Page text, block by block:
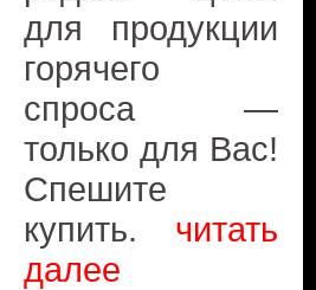
для продукции
горячего
спроса —
только для Вас!
Спешите
купить. читать
далее